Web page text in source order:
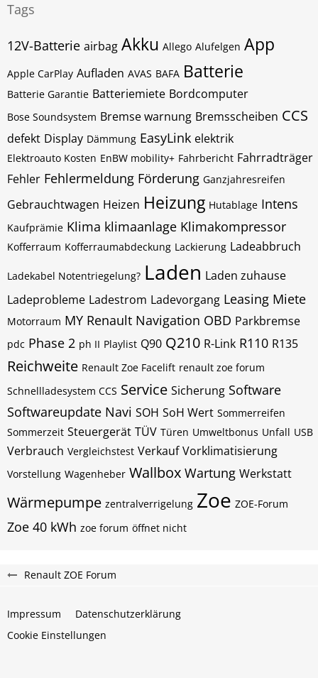
Tags
12V-Batterie airbag Akku Allego Alufelgen App
Apple CarPlay Aufladen AVAS BAFA Batterie
Batterie Garantie Batteriemiete Bordcomputer
Bose Soundsystem Bremse warnung Bremsscheiben CCS
defekt Display Dämmung EasyLink elektrik
Elektroauto Kosten EnBW mobility+ Fahrbericht Fahrradträger
Fehler Fehlermeldung Förderung Ganzjahresreifen
Gebrauchtwagen Heizen Heizung Hutablage Intens
Kaufprämie Klima klimaanlage Klimakompressor
Kofferraum Kofferraumabdeckung Lackierung Ladeabbruch
Ladekabel Notentriegelung? Laden Laden zuhause
Ladeprobleme Ladestrom Ladevorgang Leasing Miete
Motorraum MY Renault Navigation OBD Parkbremse
pdc Phase 2 ph II Playlist Q90 Q210 R-Link R110 R135
Reichweite Renault Zoe Facelift renault zoe forum
Schnellladesystem CCS Service Sicherung Software
Softwareupdate Navi SOH SoH Wert Sommerreifen
Sommerzeit Steuergerät TÜV Türen Umweltbonus Unfall USB
Verbrauch Vergleichstest Verkauf Vorklimatisierung
Vorstellung Wagenheber Wallbox Wartung Werkstatt
Wärmepumpe zentralverrigelung Zoe ZOE-Forum
Zoe 40 kWh zoe forum öffnet nicht
Renault ZOE Forum
Impressum
Datenschutzerklärung
Cookie Einstellungen